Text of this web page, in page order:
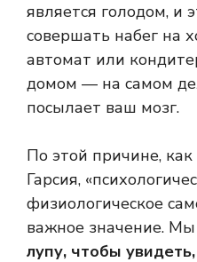
является голодом, и
совершать набег на
автомат или
домом — на самом
посылает ваш мозг.
По этой причине,
Гарсия,
физиологическое
важное значение.
лупу, чтобы